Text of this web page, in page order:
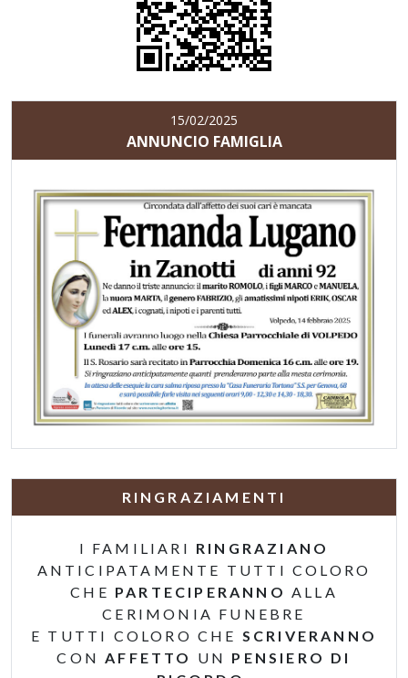
15/02/2025
ANNUNCIO FAMIGLIA
RINGRAZIAMENTI
I FAMILIARI RINGRAZIANO
ANTICIPATAMENTE TUTTI COLORO
CHE PARTECIPERANNO ALLA
CERIMONIA FUNEBRE
E TUTTI COLORO CHE SCRIVERANNO
CON AFFETTO UN PENSIERO DI